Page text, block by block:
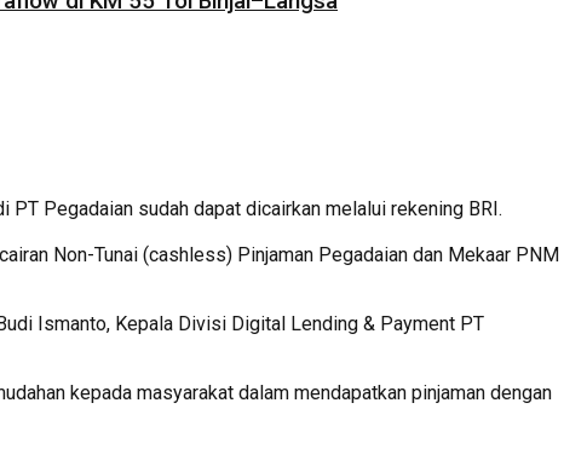
PT Pegadaian sudah dapat dicairkan melalui rekening BRI.
Non-Tunai (cashless) Pinjaman Pegadaian dan Mekaar PNM
Ismanto, Kepala Divisi Digital Lending & Payment PT
kepada masyarakat dalam mendapatkan pinjaman dengan